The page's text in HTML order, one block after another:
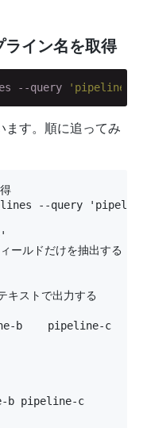
イン名を取得
--query
ます。順に追ってみ
--query
ールドだけを抽出する（
ストで出力する
b    pipeline-c
b pipeline-c